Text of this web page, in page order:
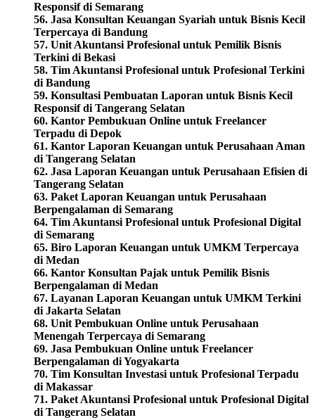
Responsif di Semarang
56. Jasa Konsultan Keuangan Syariah untuk Bisnis Kecil
Terpercaya di Bandung
57. Unit Akuntansi Profesional untuk Pemilik Bisnis
Terkini di Bekasi
58. Tim Akuntansi Profesional untuk Profesional Terkini
di Bandung
59. Konsultasi Pembuatan Laporan untuk Bisnis Kecil
Responsif di Tangerang Selatan
60. Kantor Pembukuan Online untuk Freelancer
Terpadu di Depok
61. Kantor Laporan Keuangan untuk Perusahaan Aman
di Tangerang Selatan
62. Jasa Laporan Keuangan untuk Perusahaan Efisien di
Tangerang Selatan
63. Paket Laporan Keuangan untuk Perusahaan
Berpengalaman di Semarang
64. Tim Akuntansi Profesional untuk Profesional Digital
di Semarang
65. Biro Laporan Keuangan untuk UMKM Terpercaya
di Medan
66. Kantor Konsultan Pajak untuk Pemilik Bisnis
Berpengalaman di Medan
67. Layanan Laporan Keuangan untuk UMKM Terkini
di Jakarta Selatan
68. Unit Pembukuan Online untuk Perusahaan
Menengah Terpercaya di Semarang
69. Jasa Pembukuan Online untuk Freelancer
Berpengalaman di Yogyakarta
70. Tim Konsultan Investasi untuk Profesional Terpadu
di Makassar
71. Paket Akuntansi Profesional untuk Profesional Digital
di Tangerang Selatan